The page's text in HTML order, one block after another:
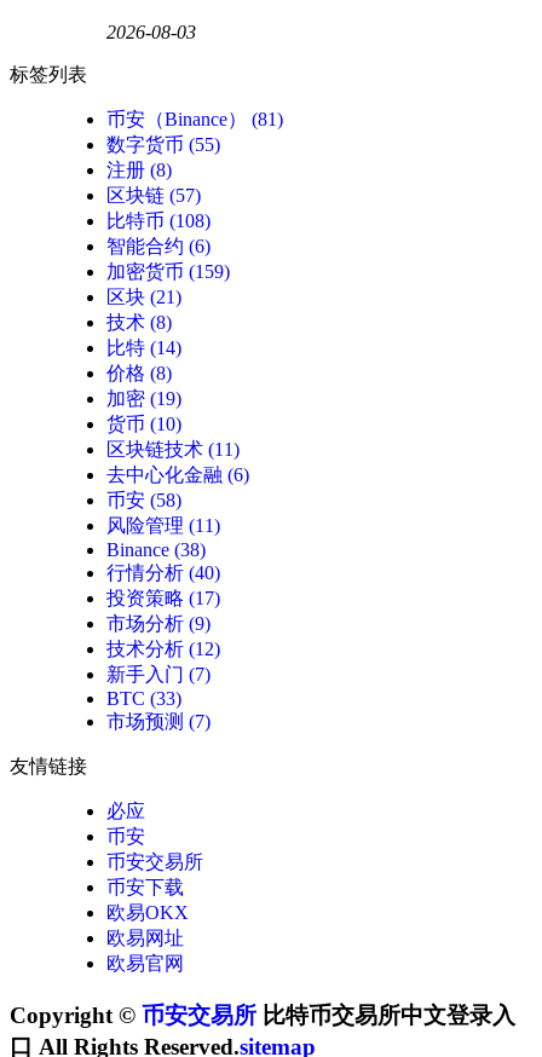
2026-08-03
标签列表
币安（Binance）
(81)
数字货币 (55)
注册 (8)
区块链 (57)
比特币 (108)
智能合约 (6)
加密货币 (159)
区块 (21)
技术 (8)
比特 (14)
价格 (8)
加密 (19)
货币 (10)
区块链技术 (11)
去中心化金融 (6)
币安 (58)
风险管理 (11)
Binance (38)
行情分析 (40)
投资策略 (17)
市场分析 (9)
技术分析 (12)
新手入门 (7)
BTC (33)
市场预测 (7)
友情链接
必应
币安
币安交易所
币安下载
欧易OKX
欧易网址
欧易官网
Copyright © 币安交易所 比特币交易所中文登录入
口 All Rights Reserved.sitemap